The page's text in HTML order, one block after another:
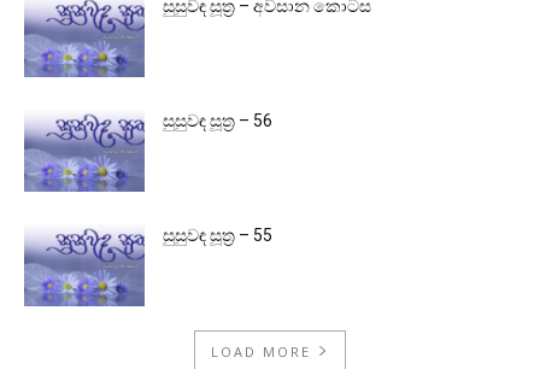
සුසුවඳ සූත්‍ර – අවසාන කොටස
සුසුවඳ සූත්‍ර – 56
සුසුවඳ සූත්‍ර – 55
LOAD MORE